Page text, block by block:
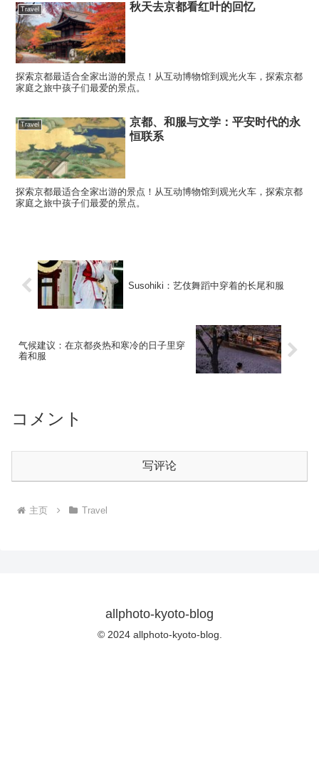
Travel 秋天去京都看红叶的回忆
探索京都最适合全家出游的景点！从互动博物馆到观光火车，探索京都
家庭之旅中孩子们最爱的景点。
Travel
京都、和服与文学：平安时代的永
恒联系
探索京都最适合全家出游的景点！从互动博物馆到观光火车，探索京都
家庭之旅中孩子们最爱的景点。
Susohiki：艺伎舞蹈中穿着的长尾和服
气候建议：在京都炎热和寒冷的日子里穿
着和服
コメント
写评论
主页 Travel
allphoto-kyoto-blog
© 2024 allphoto-kyoto-blog.